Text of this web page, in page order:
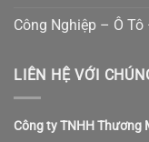
Công Nghiệp – Ô
LIÊN HỆ VỚI
Công ty TNHH Thương